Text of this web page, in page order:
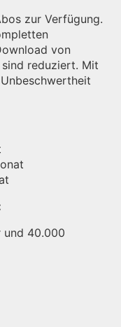
zur Verfügung.
von
reduziert. Mit
und 40.000